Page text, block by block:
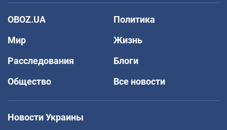
OBOZ.UA
Политика
Мир
Жизнь
Расследования
Блоги
Общество
Все новости
Новости Украины